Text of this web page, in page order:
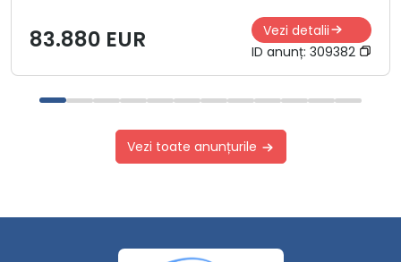
83.880 EUR
Vezi detalii
ID anunț: 309382
Vezi toate anunțurile